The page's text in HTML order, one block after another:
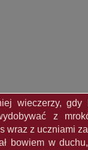
wieczerzy, gdy
z
wraz z uczniami
bowiem w